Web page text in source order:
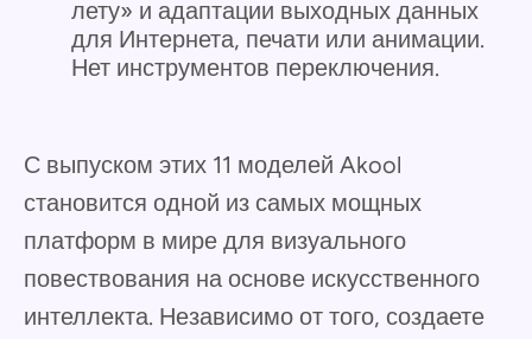
лету» и адаптации выходных данных
для Интернета, печати или анимации.
Нет инструментов переключения.
С выпуском этих 11 моделей Akool
становится одной из самых мощных
платформ в мире для визуального
повествования на основе искусственного
интеллекта. Независимо от того, создаете